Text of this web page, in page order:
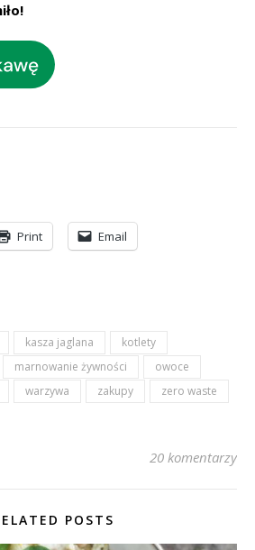
Print Email
kasza jaglana
kotlety
marnowanie żywności
owoce
warzywa zakupy
zero waste
20 komentarzy
POSTS